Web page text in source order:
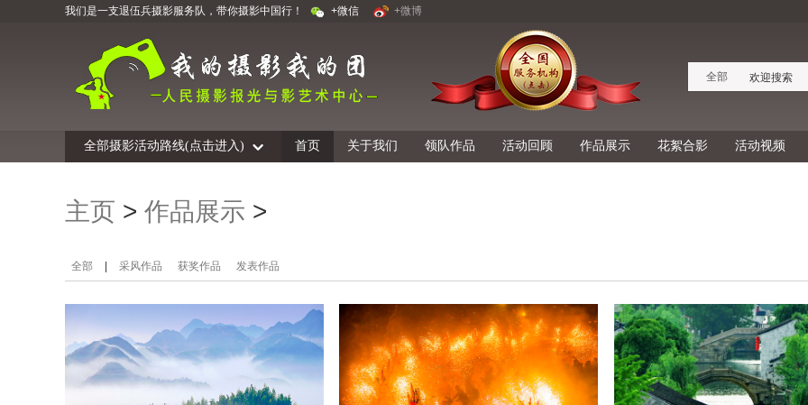
我们是一支退伍兵摄影服务队，带你摄影中国行！ +微信 +微博
全部
全部摄影活动路线(点击进入) 首页 关于我们 领队作品 活动回顾 作品展示 花絮合影 活动视频
主页 > 作品展示 >
全部 | 采风作品 获奖作品 发表作品